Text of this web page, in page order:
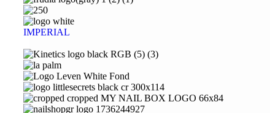
IMPERIAL